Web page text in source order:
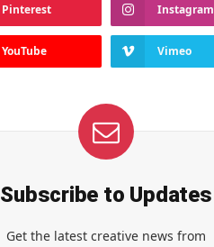
Pinterest Instagram
YouTube Vimeo
Subscribe to Updates
Get the latest creative news from